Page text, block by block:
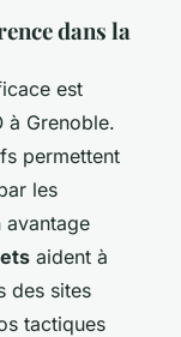
dans la
est
à Grenoble.
permettent
les
aident à
des sites
tactiques